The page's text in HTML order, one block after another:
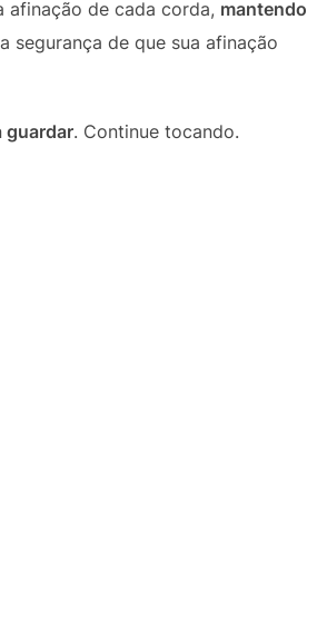
de cada corda, mantendo
segurança de que sua afinação
guardar. Continue tocando.